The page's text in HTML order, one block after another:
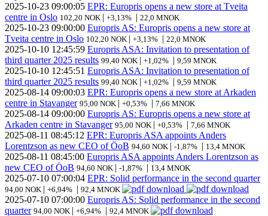
2025-10-23 09:00:05 EPR: Europris opens a new store at Tveita
centre in Oslo 102,20 NOK | +3,13% | 22,0 MNOK
2025-10-23 09:00:00 Europris AS: Europris opens a new store at
Tveita centre in Oslo 102,20 NOK | +3,13% | 22,0 MNOK
2025-10-10 12:45:59 Europris ASA: Invitation to presentation of
third quarter 2025 results 99,40 NOK | +1,02% | 9,59 MNOK
2025-10-10 12:45:51 Europris ASA: Invitation to presentation of
third quarter 2025 results 99,40 NOK | +1,02% | 9,59 MNOK
2025-08-14 09:00:03 EPR: Europris opens a new store at Arkaden
centre in Stavanger 95,00 NOK | +0,53% | 7,66 MNOK
2025-08-14 09:00:00 Europris AS: Europris opens a new store at
Arkaden centre in Stavanger 95,00 NOK | +0,53% | 7,66 MNOK
2025-08-11 08:45:12 EPR: Europris ASA appoints Anders
Lorentzson as new CEO of ÖoB 94,60 NOK | -1,87% | 13,4 MNOK
2025-08-11 08:45:00 Europris ASA appoints Anders Lorentzson as
new CEO of ÖoB 94,60 NOK | -1,87% | 13,4 MNOK
2025-07-10 07:00:04 EPR: Solid performance in the second quarter
94,00 NOK | +6,94% | 92,4 MNOK
2025-07-10 07:00:00 Europris AS: Solid performance in the second
quarter 94,00 NOK | +6,94% | 92,4 MNOK